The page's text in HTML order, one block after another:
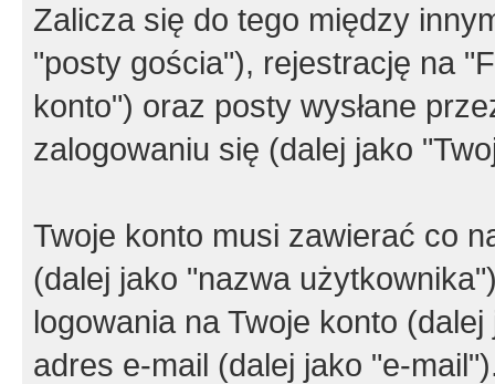
Zalicza się do tego między
"posty gościa"), rejestrację na
konto") oraz posty wysłane
zalogowaniu się (dalej jako
Twoje konto musi zawierać co
(dalej jako "nazwa
logowania na Twoje konto
adres e-mail (dalej jako "e-